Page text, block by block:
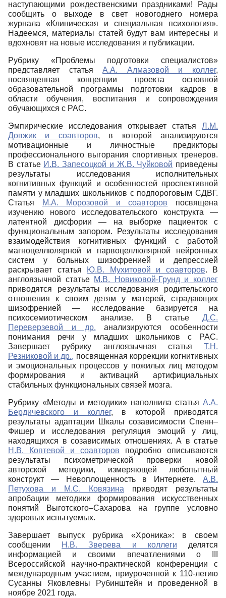
наступающими рождественскими праздниками! Рады
сообщить о выходе в свет новогоднего номера
журнала «Клиническая и специальная психология».
Надеемся, материалы статей будут вам интересны и
вдохновят на новые исследования и публикации.
Рубрику «Проблемы подготовки специалистов»
представляет статьяА.А. Алмазовой и коллег,
посвященная концепции проекта основной
образовательной программы подготовки кадров в
области обучения, воспитания и сопровождения
обучающихся с РАС.
Эмпирические исследования открывает статья Л.М.
Довжик и соавторов, в которой анализируются
мотивационные и личностные предикторы
профессионального выгорания спортивных тренеров.
В статье И.В. Запесоцкой и Ж.В. Чуйковой приведены
результаты исследования исполнительных
когнитивных функций и особенностей проспективной
памяти у младших школьников с подпороговым СДВГ.
Статья
М.А. Морозовой и соавторов посвящена
изучению нового исследовательского конструкта ―
латентной дисфории ― на выборке пациенток с
функциональным запором. Результаты исследования
взаимодействия когнитивных функций с работой
магноцеллюлярной и парвоцеллюлярной нейронных
систем у больных шизофренией и депрессией
раскрывает статья
Ю.В. Мухитовой и соавторов. В
англоязычной статье М.В. Новиковой-Грунд и коллег
приводятся результаты исследования родительского
отношения к своим детям у матерей, страдающих
шизофренией ― исследование базируется на
психосемиотическом анализе. В статье Д.С.
Переверзевой и др. анализируются особенности
понимания речи у младших школьников с РАС.
Завершает рубрику англоязычная статья Т.Н.
Резниковой и др., посвященная коррекции когнитивных
и эмоциональных процессов у пожилых лиц методом
формирования и активаций артифициальных
стабильных функциональных связей мозга.
Рубрику «Методы и методики» наполнила статья А.А.
Бердичевского и коллег, в которой приводятся
результаты адаптации Шкалы созависимости Спенн–
Фишер и исследования регуляция эмоций у лиц,
находящихся в созависимых отношениях. А в статье
Н.В. Коптевой и соавторов подробно описываются
результаты психометрической проверки новой
авторской методики, измеряющей любопытный
конструкт ― Невоплощенность в Интернете. А.В.
Петухова и М.С. Ковязина приводят результаты
апробации методики формирования искусственных
понятий Выготского–Сахарова на группе условно
здоровых испытуемых.
Завершает выпуск рубрика «Хроника»: в своем
сообщении
Н.В. Зверева и коллеги делятся
информацией и своими впечатлениями о III
Всероссийской научно-практической конференции с
международным участием, приуроченной к 110-летию
Сусанны Яковлевны Рубинштейн и проведенной в
ноябре 2021 года.